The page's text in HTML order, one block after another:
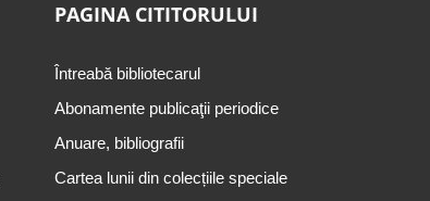
PAGINA CITITORULUI
Întreabă bibliotecarul
Abonamente publicaţii periodice
Anuare, bibliografii
Cartea lunii din colecțiile speciale